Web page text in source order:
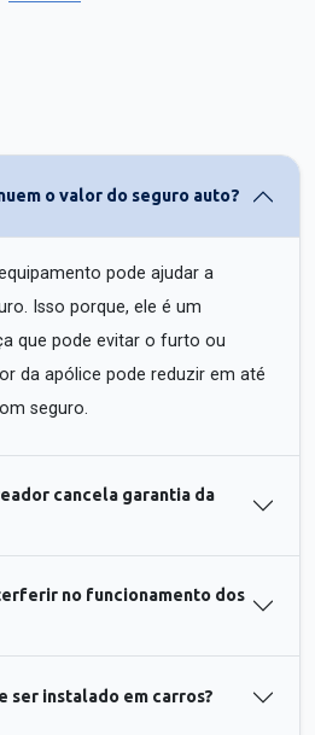
o valor do seguro auto?
pode ajudar a
Isso porque, ele é um
que pode evitar o furto ou
da apólice pode reduzir em até
seguro.
cancela garantia da
no funcionamento dos
ser instalado em carros?